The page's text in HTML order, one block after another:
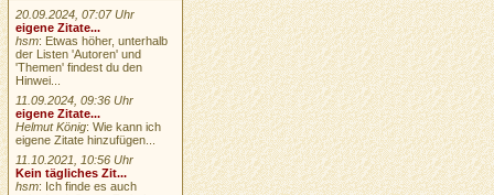
20.09.2024, 07:07 Uhr
eigene Zitate...
hsm: Etwas höher, unterhalb
der Listen 'Autoren' und
'Themen' findest du den
Hinwei...
11.09.2024, 09:36 Uhr
eigene Zitate...
Helmut König: Wie kann ich
eigene Zitate hinzufügen...
11.10.2021, 10:56 Uhr
Kein tägliches Zit...
hsm: Ich finde es auch